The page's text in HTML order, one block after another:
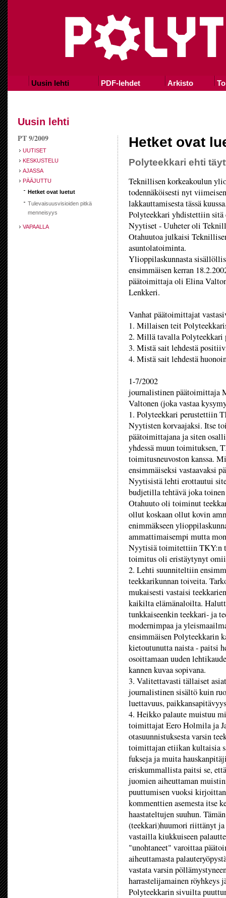
Uusin lehti PDF-lehdet Arkisto
Uusin lehti
PT 9/2009
UUTISET
KESKUSTELU
AJASSA
PÄÄJUTTU
Hetket ovat luetut
Tulevaisuusvisioiden pitkä
menneisyys
VAPAALLA
Hetket ovat
Polyteekkari ehti
Teknillisen korkeakoulun
todennäköisesti nyt
lakkauttamisesta tässä
Polyteekkari yhdistettiin sitä
Nyytiset - Uuheter oli
Otahuutoa julkaisi
asuntolatoiminta.
Ylioppilaskunnasta
ensimmäisen kerran
päätoimittaja oli Elina
Lenkkeri.
Vanhat päätoimittajat
1. Millaisen teit
2. Millä tavalla Polyteekkari
3. Mistä sait lehdestä
4. Mistä sait lehdestä
1-7/2002
journalistinen päätoimittaja
Valtonen (joka vastaa
1. Polyteekkari perustettiin
Nyytisten korvaajaksi. Itse
päätoimittajana ja siten
yhdessä muun toimituksen,
toimitusneuvoston kanssa.
ensimmäiseksi vastaavaksi
Nyytisistä lehti erottautui
budjetilla tehtävä joka
Otahuuto oli toiminut
ollut koskaan ollut kovin
enimmäkseen
ammattimaisempi mutta
Nyytisiä toimitettiin TKY:n
toimitus oli eristäytynyt
2. Lehti suunniteltiin
teekkarikunnan toiveita.
mukaisesti vastaisi
kaikilta elämänaloilta.
tunkkaiseenkin teekkari- ja
modernimpaa ja
ensimmäisen Polyteekkarin
kietoutunutta naista - paitsi
osoittamaan uuden
kannen kuvaa sopivana.
3. Valitettavasti tällaiset
journalistinen sisältö kuin
luettavuus,
4. Heikko palaute muistuu
toimittajat Eero Holmila ja
otasuunnistuksesta varsin
toimittajan etiikan kultaisia
fukseja ja muita
eriskummallista paitsi se,
juomien aiheuttaman
puuttumisen vuoksi
kommenttien asemesta itse
haastateltujen suuhun.
(teekkari)huumori riittänyt
vastailla kiukkuiseen
"unohtaneet" varoittaa
aiheuttamasta
vastata varsin
harrastelijamainen röyhkeys
Polyteekkarin sivuilta